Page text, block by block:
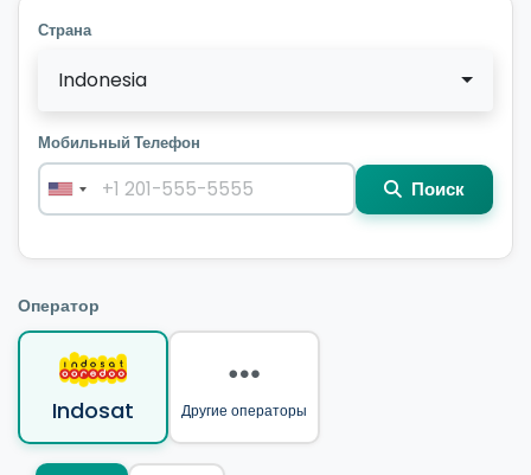
Страна
Indonesia
Мобильный Телефон
Поиск
Оператор
Indosat Другие операторы